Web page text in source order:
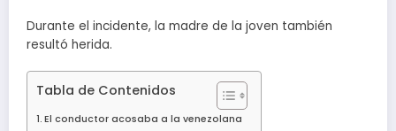
Durante el incidente, la madre de la joven también
resultó herida.
Tabla de Contenidos
El conductor acosaba a la venezolana